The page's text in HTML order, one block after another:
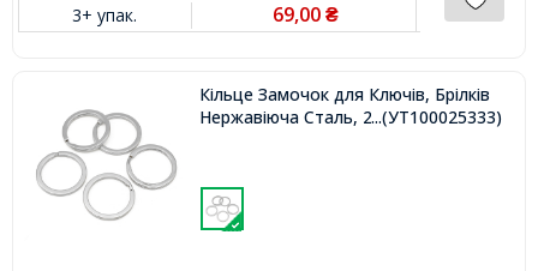
3+ упак. 69,00₴
Кільце Замочок для Ключів, Брілків
Нержавіюча Сталь, 28x2.7мм,
...(УТ100025333)